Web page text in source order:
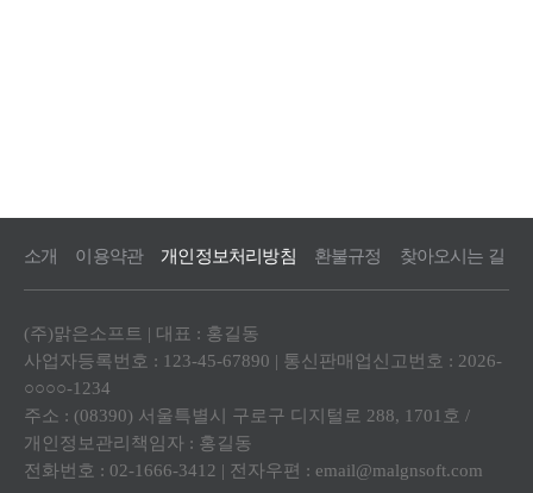
소개 이용약관 개인정보처리방침 환불규정 찾아오시는 길
(주)맑은소프트 | 대표 : 홍길동
사업자등록번호 : 123-45-67890 | 통신판매업신고번호 : 2026-
○○○○-1234
주소 : (08390) 서울특별시 구로구 디지털로 288, 1701호 /
개인정보관리책임자 : 홍길동
전화번호 : 02-1666-3412 | 전자우편 : email@malgnsoft.com